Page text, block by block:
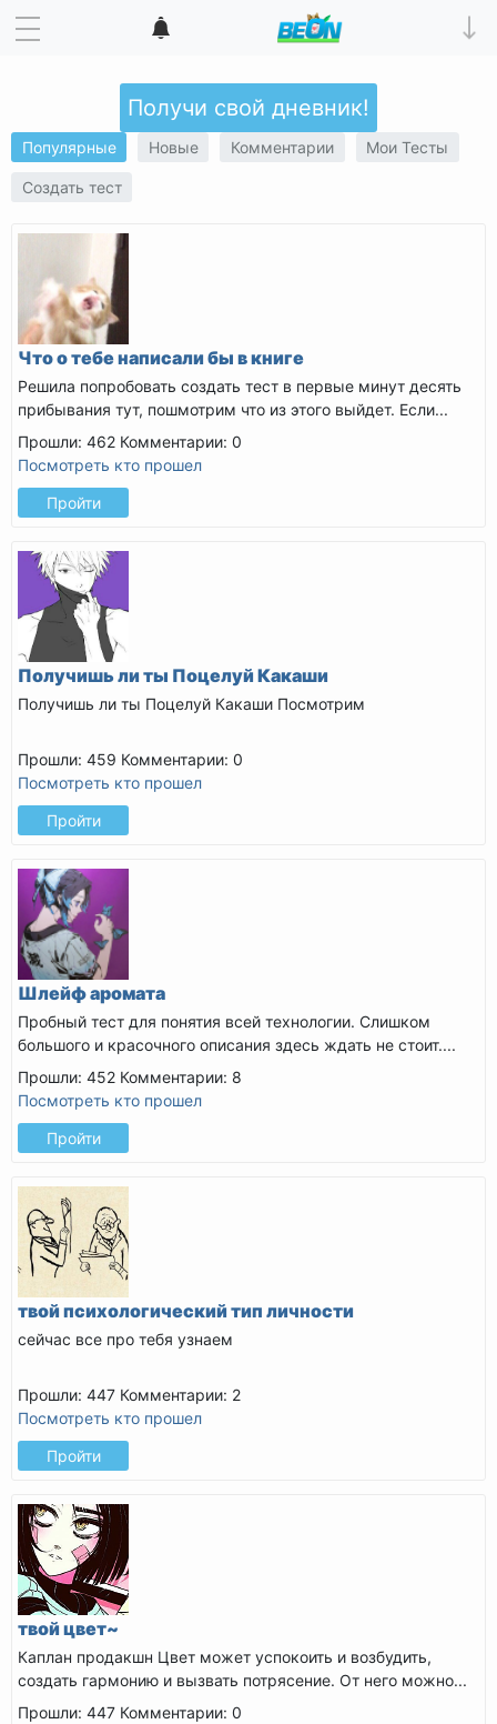
Получи свой дневник!
Популярные Новые Комментарии Мои Тесты
Создать тест
Что о тебе написали бы в книге
Решила попробовать создать тест в первые минут десять
прибывания тут, пошмотрим что из этого выйдет. Если...
Прошли: 462 Комментарии: 0
Посмотреть кто прошел
Пройти
Получишь ли ты Поцелуй Какаши
Получишь ли ты Поцелуй Какаши Посмотрим
Прошли: 459 Комментарии: 0
Посмотреть кто прошел
Пройти
Шлейф аромата
Пробный тест для понятия всей технологии. Слишком
большого и красочного описания здесь ждать не стоит....
Прошли: 452 Комментарии: 8
Посмотреть кто прошел
Пройти
твой психологический тип личности
сейчас все про тебя узнаем
Прошли: 447 Комментарии: 2
Посмотреть кто прошел
Пройти
твой цвет~
Каплан продакшн Цвет может успокоить и возбудить,
создать гармонию и вызвать потрясение. От него можно...
Прошли: 447 Комментарии: 0